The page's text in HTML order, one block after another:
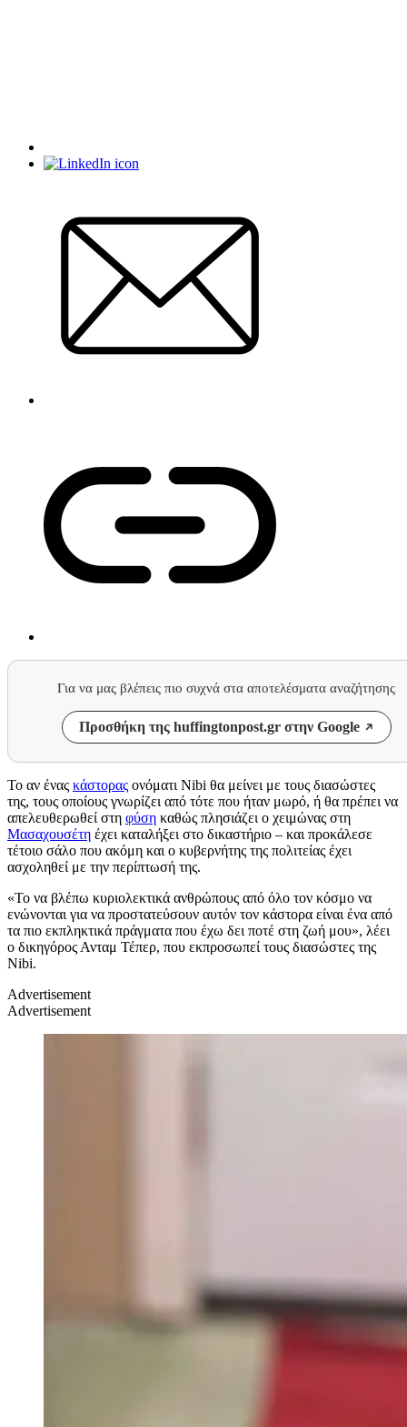
Για να μας βλέπεις πιο συχνά στα αποτελέσματα αναζήτησης
Προσθήκη της huffingtonpost.gr στην Google
Το αν ένας κάστορας ονόματι Nibi θα μείνει με τους διασώστες
της, τους οποίους γνωρίζει από τότε που ήταν μωρό, ή θα πρέπει να
απελευθερωθεί στη φύση καθώς πλησιάζει ο χειμώνας στη
Μασαχουσέτη έχει καταλήξει στο δικαστήριο – και προκάλεσε
τέτοιο σάλο που ακόμη και ο κυβερνήτης της πολιτείας έχει
ασχοληθεί με την περίπτωσή της.
«Το να βλέπω κυριολεκτικά ανθρώπους από όλο τον κόσμο να
ενώνονται για να προστατεύσουν αυτόν τον κάστορα είναι ένα από
τα πιο εκπληκτικά πράγματα που έχω δει ποτέ στη ζωή μου», λέει
ο δικηγόρος Ανταμ Τέπερ, που εκπροσωπεί τους διασώστες της
Nibi.
Advertisement
Advertisement